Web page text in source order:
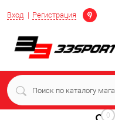
Вход Регистрация
Определение
0